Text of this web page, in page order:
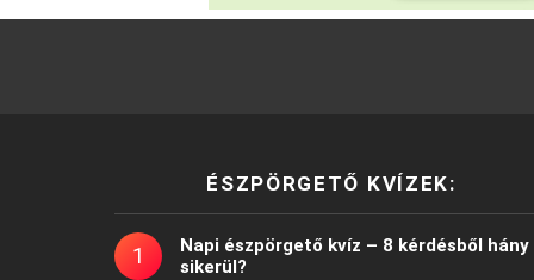
ÉSZPÖRGETŐ KVÍZEK:
Napi észpörgető kvíz – 8 kérdésből hány
sikerül?